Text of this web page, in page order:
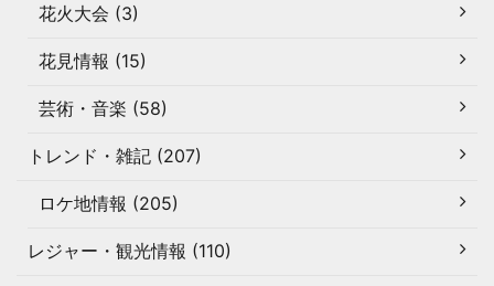
花火大会 (3)
花見情報 (15)
芸術・音楽 (58)
トレンド・雑記 (207)
ロケ地情報 (205)
レジャー・観光情報 (110)